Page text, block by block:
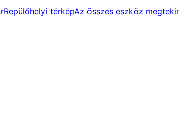
Repülőhelyi térképAz összes eszköz